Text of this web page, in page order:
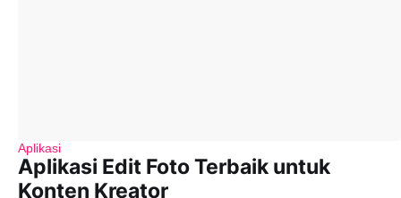
Aplikasi
Aplikasi Edit Foto Terbaik untuk
Konten Kreator